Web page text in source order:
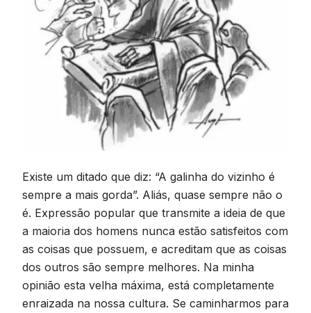
Existe um ditado que diz: “A galinha do vizinho é
sempre a mais gorda”. Aliás, quase sempre não o
é. Expressão popular que transmite a ideia de que
a maioria dos homens nunca estão satisfeitos com
as coisas que possuem, e acreditam que as coisas
dos outros são sempre melhores. Na minha
opinião esta velha máxima, está completamente
enraizada na nossa cultura. Se caminharmos para